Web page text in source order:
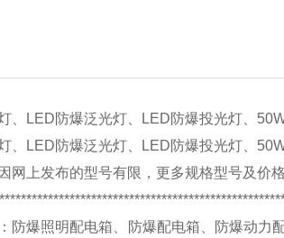
、LED防爆泛光灯、LED防爆投光灯、
、LED防爆泛光灯、LED防爆投光灯、
因网上发布的型号有限，更多规格型号及价
防爆照明配电箱、防爆配电箱、防爆动力